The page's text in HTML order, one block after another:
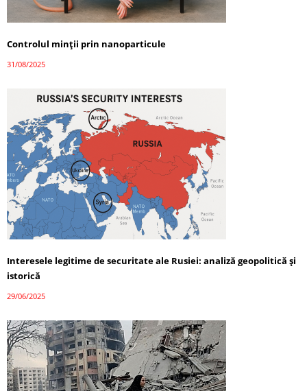
Controlul minții prin nanoparticule
31/08/2025
Interesele legitime de securitate ale Rusiei: analiză geopolitică și
istorică
29/06/2025